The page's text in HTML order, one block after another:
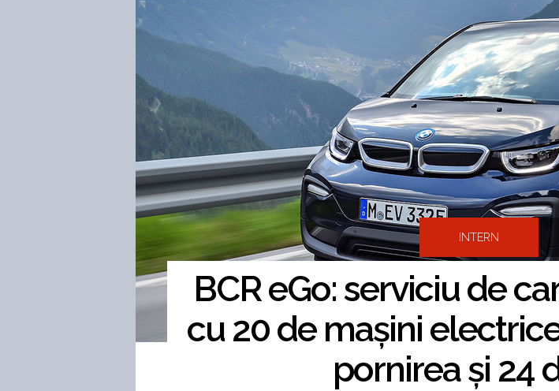
INTERN
BCR eGo: serviciu de
cu 20 de mașini
pornirea și 24